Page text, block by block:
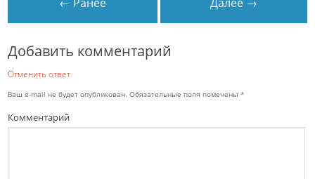
Добавить комментарий
Отменить ответ
Ваш e-mail не будет опубликован. Обязательные поля помечены*
Комментарий